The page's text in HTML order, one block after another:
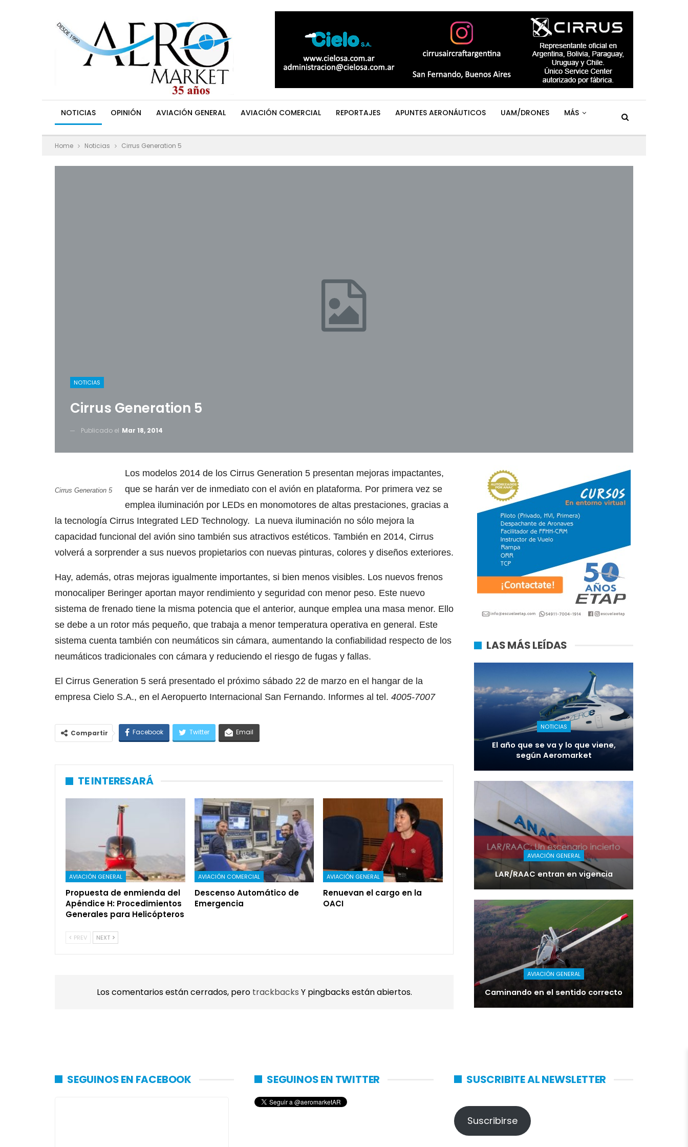
NOTICIAS OPINIÓN AVIACIÓN GENERAL AVIACIÓN COMERCIAL REPORTAJES APUNTES AERONÁUTICOS UAM/DRONES MÁS
Home Noticias Cirrus Generation 5
NOTICIAS
Cirrus Generation 5
Publicado el Mar 18, 2014
Cirrus Generation 5
Los modelos 2014 de los Cirrus Generation 5 presentan mejoras impactantes,
que se harán ver de inmediato con el avión en plataforma. Por primera vez se
emplea iluminación por LEDs en monomotores de altas prestaciones, gracias a
la tecnología Cirrus Integrated LED Technology. La nueva iluminación no sólo mejora la
capacidad funcional del avión sino también sus atractivos estéticos. También en 2014, Cirrus
volverá a sorprender a sus nuevos propietarios con nuevas pinturas, colores y diseños exteriores.
Hay, además, otras mejoras igualmente importantes, si bien menos visibles. Los nuevos frenos
monocaliper Beringer aportan mayor rendimiento y seguridad con menor peso. Este nuevo
sistema de frenado tiene la misma potencia que el anterior, aunque emplea una masa menor. Ello
se debe a un rotor más pequeño, que trabaja a menor temperatura operativa en general. Este
sistema cuenta también con neumáticos sin cámara, aumentando la confiabilidad respecto de los
neumáticos tradicionales con cámara y reduciendo el riesgo de fugas y fallas.
El Cirrus Generation 5 será presentado el próximo sábado 22 de marzo en el hangar de la
empresa Cielo S.A., en el Aeropuerto Internacional San Fernando. Informes al tel. 4005-7007
Compartir Facebook Twitter Email
TE INTERESARÁ
AVIACIÓN GENERAL
Propuesta de enmienda del
Apéndice H: Procedimientos
Generales para Helicópteros
AVIACIÓN COMERCIAL
Descenso Automático de
Emergencia
AVIACIÓN GENERAL
Renuevan el cargo en la
OACI
PREV NEXT
Los comentarios están cerrados, pero trackbacks Y pingbacks están abiertos.
LAS MÁS LEÍDAS
NOTICIAS
El año que se va y lo que viene,
según Aeromarket
AVIACIÓN GENERAL
LAR/RAAC entran en vigencia
AVIACIÓN GENERAL
Caminando en el sentido correcto
SEGUINOS EN FACEBOOK SEGUINOS EN TWITTER SUSCRIBITE AL NEWSLETTER
Suscribirse